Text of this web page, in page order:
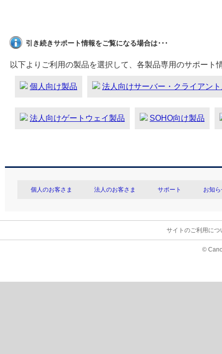
引き続きサポート情報をご覧になる場合は･･･
以下よりご利用の製品を選択して、各製品専用のサポート
個人向け製品 法人向けサーバー・クライアン
法人向けゲートウェイ製品 SOHO向け製品
個人のお客さま 法人のお客さま サポート お知
サイトのご利用につ
©